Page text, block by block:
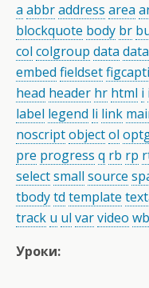
a abbraddress area
blockquote body br
col colgroup data
embed fieldset
head header hr html i
label legend li link
noscriptobjectol
pre progress q rb rp
selectsmall source
tbodytd template
track u ul varvideo
Уроки: